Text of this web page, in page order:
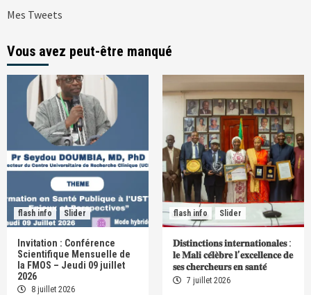
Mes Tweets
Vous avez peut-être manqué
flash info Slider
Invitation : Conférence
Scientifique Mensuelle de
la FMOS – Jeudi 09 juillet
2026
8 juillet 2026
flash info Slider
𝐃𝐢𝐬𝐭𝐢𝐧𝐜𝐭𝐢𝐨𝐧𝐬 𝐢𝐧𝐭𝐞𝐫𝐧𝐚𝐭𝐢𝐨𝐧𝐚𝐥𝐞𝐬 :
𝐥𝐞 𝐌𝐚𝐥𝐢 𝐜𝐞́𝐥𝐞̀𝐛𝐫𝐞 𝐥’𝐞𝐱𝐜𝐞𝐥𝐥𝐞𝐧𝐜𝐞 𝐝𝐞
𝐬𝐞𝐬 𝐜𝐡𝐞𝐫𝐜𝐡𝐞𝐮𝐫𝐬 𝐞𝐧 𝐬𝐚𝐧𝐭𝐞́
7 juillet 2026